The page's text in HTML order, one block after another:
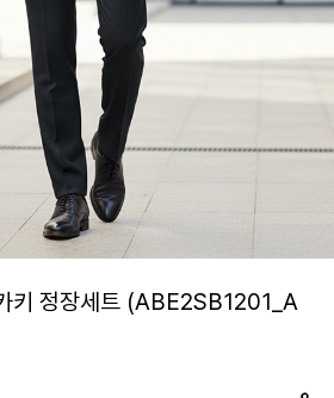
키 정장세트 (ABE2SB1201_A